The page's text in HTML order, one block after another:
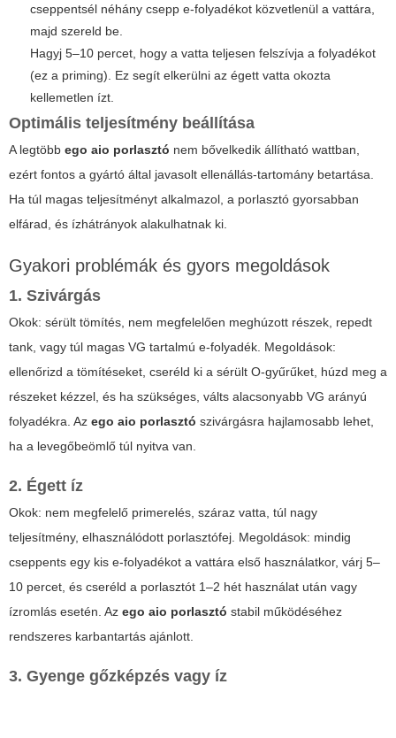
cseppentsél néhány csepp e-folyadékot közvetlenül a vattára,
majd szereld be.
Hagyj 5–10 percet, hogy a vatta teljesen felszívja a folyadékot
(ez a priming). Ez segít elkerülni az égett vatta okozta
kellemetlen ízt.
Optimális teljesítmény beállítása
A legtöbb ego aio porlasztó nem bővelkedik állítható wattban,
ezért fontos a gyártó által javasolt ellenállás-tartomány betartása.
Ha túl magas teljesítményt alkalmazol, a porlasztó gyorsabban
elfárad, és ízhátrányok alakulhatnak ki.
Gyakori problémák és gyors megoldások
1. Szivárgás
Okok: sérült tömítés, nem megfelelően meghúzott részek, repedt
tank, vagy túl magas VG tartalmú e-folyadék. Megoldások:
ellenőrizd a tömítéseket, cseréld ki a sérült O-gyűrűket, húzd meg a
részeket kézzel, és ha szükséges, válts alacsonyabb VG arányú
folyadékra. Az ego aio porlasztó szivárgásra hajlamosabb lehet,
ha a levegőbeömlő túl nyitva van.
2. Égett íz
Okok: nem megfelelő primerelés, száraz vatta, túl nagy
teljesítmény, elhasználódott porlasztófej. Megoldások: mindig
cseppents egy kis e-folyadékot a vattára első használatkor, várj 5–
10 percet, és cseréld a porlasztót 1–2 hét használat után vagy
ízromlás esetén. Az ego aio porlasztó stabil működéséhez
rendszeres karbantartás ajánlott.
3. Gyenge gőzképzés vagy íz